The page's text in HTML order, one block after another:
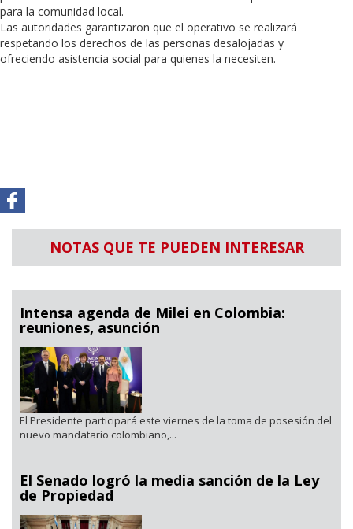
para la comunidad local.
Las autoridades garantizaron que el operativo se realizará
respetando los derechos de las personas desalojadas y
ofreciendo asistencia social para quienes la necesiten.
NOTAS QUE TE PUEDEN INTERESAR
Intensa agenda de Milei en Colombia:
reuniones, asunción
El Presidente participará este viernes de la toma de posesión del
nuevo mandatario colombiano,...
El Senado logró la media sanción de la Ley
de Propiedad